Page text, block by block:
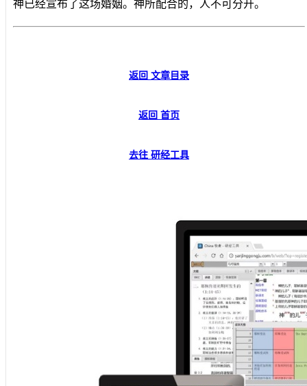
神已经宣布了这场婚姻。神所配合的，人不可分开。
返回 文章目录
返回 首页
去往 研经工具